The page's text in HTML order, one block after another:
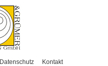
Datenschutz Kontakt